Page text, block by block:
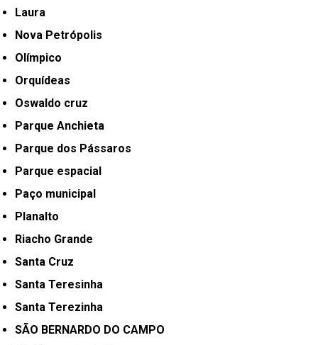
Laura
Nova Petrópolis
Olímpico
Orquídeas
Oswaldo cruz
Parque Anchieta
Parque dos Pássaros
Parque espacial
Paço municipal
Planalto
Riacho Grande
Santa Cruz
Santa Teresinha
Santa Terezinha
SÃO BERNARDO DO CAMPO